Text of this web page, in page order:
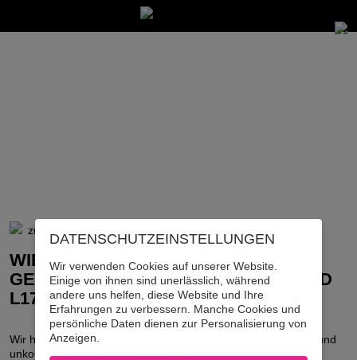
zurück zur Übersicht
WIE KANN ICH AM BESTEN DIE
GEFAHRENEN KILOMETER BEI L UND
L17 ERFASSEN?
Wir haben einFahrtenprotokoll
erstellt, mit dem du einfach und
unkompliziert deine L- bzw.L17-Fahrten trackenkannst:
DATENSCHUTZ­EINSTELLUNGEN
Wir verwenden Cookies auf unserer Website.
Einige von ihnen sind unerlässlich, während
andere uns helfen, diese Website und Ihre
Erfahrungen zu verbessern. Manche Cookies und
persönliche Daten dienen zur Personalisierung von
Anzeigen.